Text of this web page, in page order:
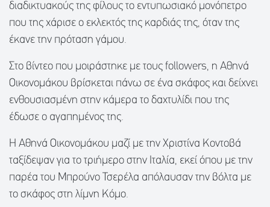
διαδικτυακούς της φίλους το εντυπωσιακό μονόπετρο
που της χάρισε ο εκλεκτός της καρδιάς της, όταν της
έκανε την πρόταση γάμου.
Στο βίντεο που μοιράστηκε με τους followers, η Αθηνά
Οικονομάκου βρίσκεται πάνω σε ένα σκάφος και δείχνει
ενθουσιασμένη στην κάμερα το δαχτυλίδι που της
έδωσε ο αγαπημένος της.
Η Αθηνά Οικονομάκου μαζί με την Χριστίνα Κοντοβά
ταξίδεψαν για το τριήμερο στην Ιταλία, εκεί όπου με την
παρέα του Μπρούνο Τσερέλα απόλαυσαν την βόλτα με
το σκάφος στη λίμνη Κόμο.